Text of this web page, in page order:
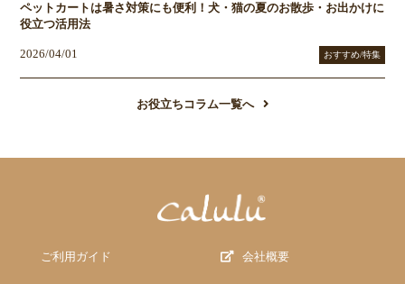
ペットカートは暑さ対策にも便利！犬・猫の夏のお散歩・お出かけに
役立つ活用法
2026/04/01 おすすめ/特集
お役立ちコラム一覧へ
ご利用ガイド 会社概要